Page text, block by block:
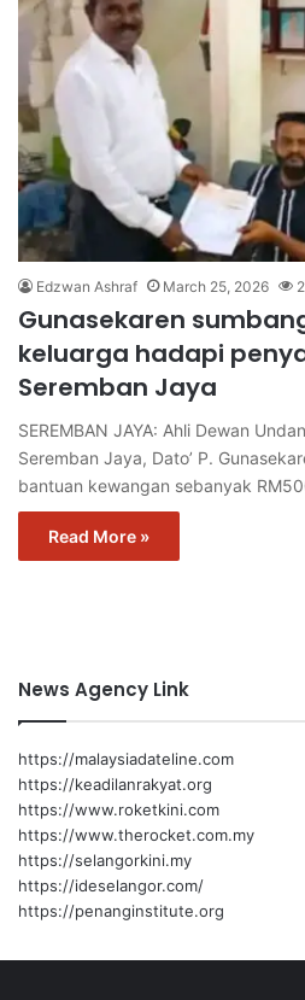
Edzwan Ashraf March 25, 2026
Gunasekaren
keluarga hadapi
Seremban Jaya
SEREMBAN JAYA: Ahli Dewan
Seremban Jaya, Dato’ P.
bantuan kewangan sebanyak
Read More »
News Agency Link
https://malaysiadateline.com
https://keadilanrakyat.org
https://www.roketkini.com
https://www.therocket.com.my
https://selangorkini.my
https://ideselangor.com/
https://penanginstitute.org